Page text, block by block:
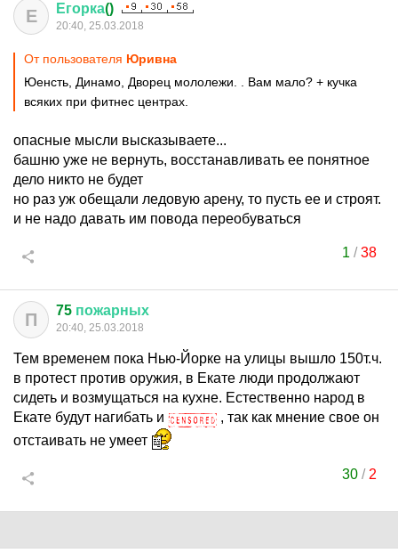
Е Егорка()
20:40, 25.03.2018
От пользователя Юривна
Юенсть, Динамо, Дворец мололежи. . Вам мало? + кучка
всяких при фитнес центрах.
опасные мысли высказываете...
башню уже не вернуть, восстанавливать ее понятное
дело никто не будет
но раз уж обещали ледовую арену, то пусть ее и строят.
и не надо давать им повода переобуваться
1 /38
П 75 пожарных
20:40, 25.03.2018
Тем временем пока Нью-Йорке на улицы вышло 150т.ч.
в протест против оружия, в Екате люди продолжают
сидеть и возмущаться на кухне. Естественно народ в
Екате будут нагибать и
, так как мнение свое он
отстаивать не умеет
30 / 2